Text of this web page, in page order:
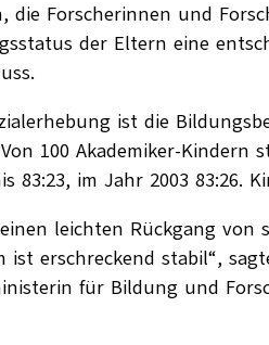
die Forscherinnen und
der Eltern eine
ist die
100 Akademiker-
83:23, im Jahr 2003 83:26.
leichten Rückgang von
ist erschreckend stabil“,
für Bildung und